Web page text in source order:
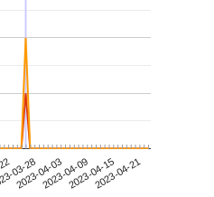
03-28
2023-04-032023-04-092023-04-152023-04-21